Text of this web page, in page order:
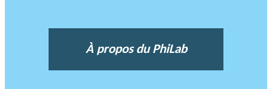
À propos du PhiLab